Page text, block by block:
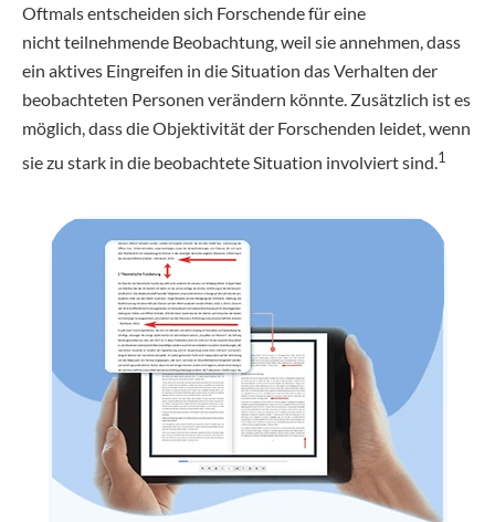
Oftmals entscheiden sich Forschende für eine
nicht teilnehmende Beobachtung, weil sie annehmen, dass
ein aktives Eingreifen in die Situation das Verhalten der
beobachteten Personen verändern könnte. Zusätzlich ist es
möglich, dass die Objektivität der Forschenden leidet, wenn
sie zu stark in die beobachtete Situation involviert sind.1